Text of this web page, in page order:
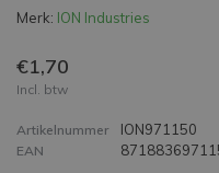
Merk: ION Industries
€1,70
Incl. btw
Artikelnummer ION971150
EAN